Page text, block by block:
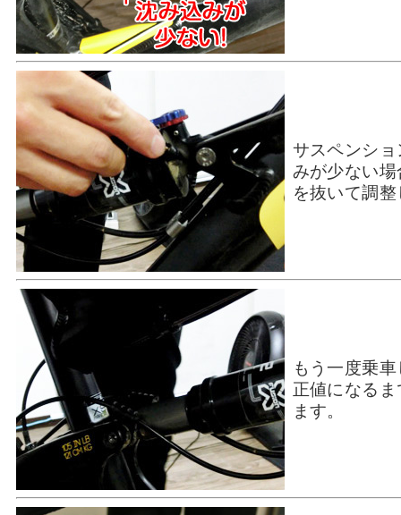
サスペンシ
みが少ない
を抜いて調
もう一度乗
正値になる
ます。